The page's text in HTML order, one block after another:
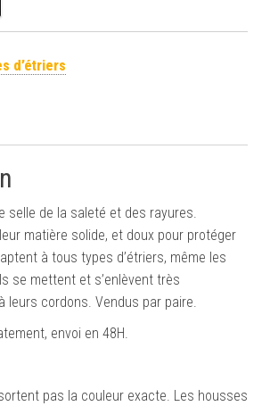
d’étriers
selle de la saleté et des rayures.
matière solide, et doux pour protéger
à tous types d’étriers, même les
se mettent et s’enlèvent très
leurs cordons. Vendus par paire.
envoi en 48H.
pas la couleur exacte. Les housses